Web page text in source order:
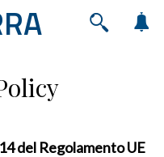
del Regolamento UE